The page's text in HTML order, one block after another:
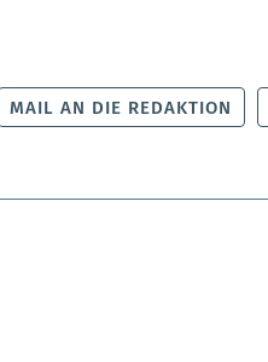
MAIL AN DIE REDAKTION